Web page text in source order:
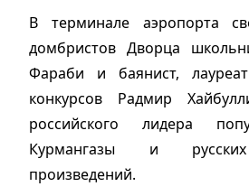
В терминале аэропорта
домбристов Дворца
Фараби и баянист,
конкурсов Радмир
российского лидера
Курмангазы и
произведений.